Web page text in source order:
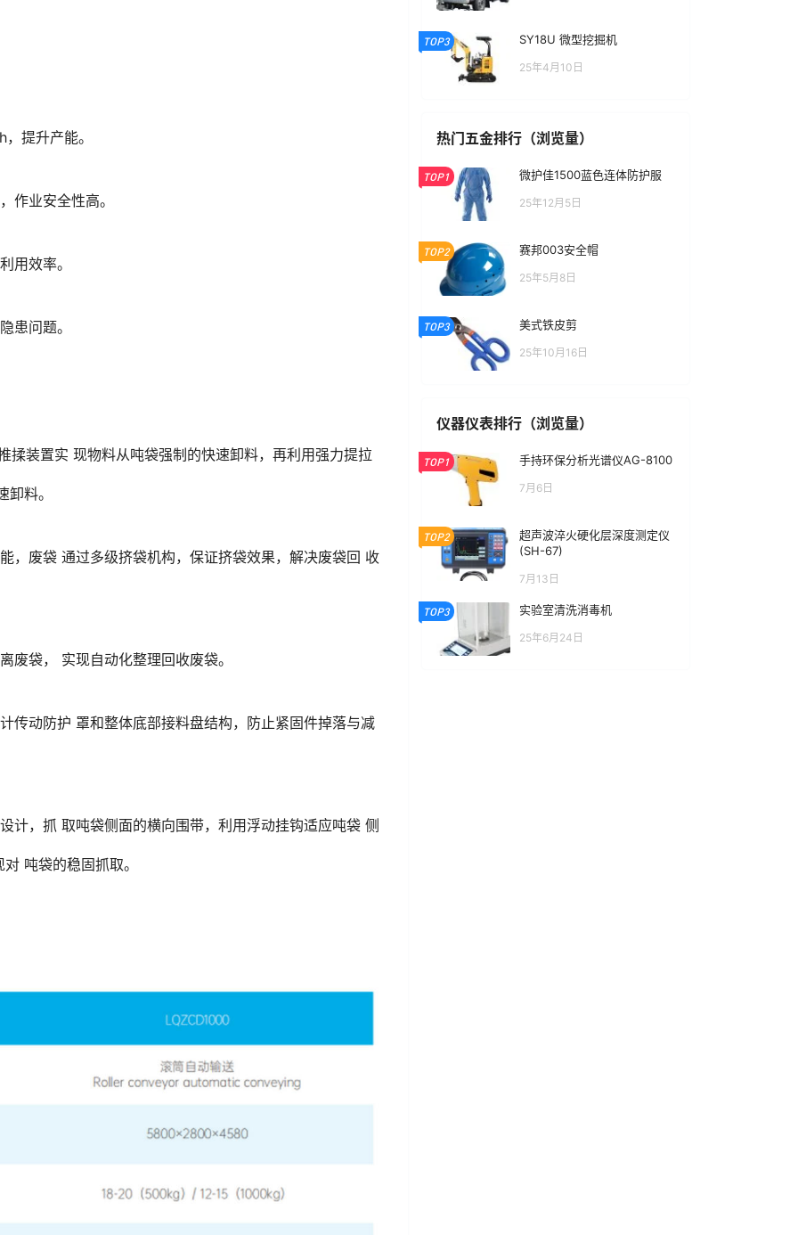
提升产能。
作业安全性高。
用效率。
患问题。
揉装置实 现物料从吨袋强制的快速卸料，再利用强力提拉
料。
，废袋 通过多级挤袋机构，保证挤袋效果，解决废袋回 收
废袋， 实现自动化整理回收废袋。
传动防护 罩和整体底部接料盘结构，防止紧固件掉落与减
计，抓 取吨袋侧面的横向围带，利用浮动挂钩适应吨袋 侧
吨袋的稳固抓取。
TOP3 SY18U 微型挖掘机
25年4月10日
热门五金排行（浏览量）
TOP1 微护佳1500蓝色连体防护服
25年12月5日
TOP2 赛邦003安全帽
25年5月8日
TOP3 美式铁皮剪
25年10月16日
仪器仪表排行（浏览量）
TOP1 手持环保分析光谱仪AG-8100
7月6日
TOP2
超声波淬火硬化层深度测定仪
(SH-67)
7月13日
TOP3 实验室清洗消毒机
25年6月24日